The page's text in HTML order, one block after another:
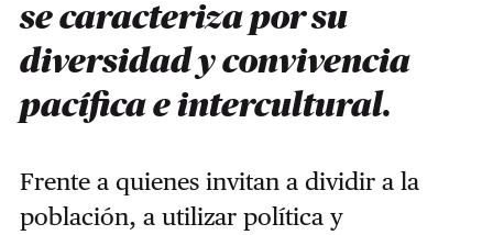
se caracteriza por su
diversidad y convivencia
pacífica e intercultural.
Frente a quienes invitan a dividir a la
población, a utilizar política y